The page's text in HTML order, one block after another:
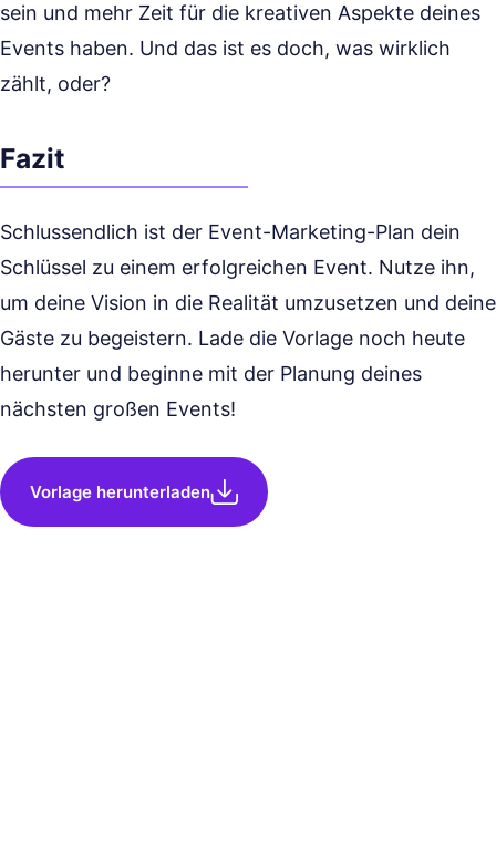
sein und mehr Zeit für die kreativen Aspekte deines
Events haben. Und das ist es doch, was wirklich
zählt, oder?
Fazit
Schlussendlich ist der Event-Marketing-Plan dein
Schlüssel zu einem erfolgreichen Event. Nutze ihn,
um deine Vision in die Realität umzusetzen und deine
Gäste zu begeistern. Lade die Vorlage noch heute
herunter und beginne mit der Planung deines
nächsten großen Events!
Vorlage herunterladen